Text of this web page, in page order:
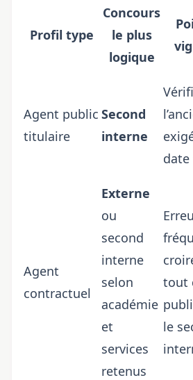
Profil type
Concours
le plus
logique
Agent public
titulaire
Second
interne
date
Agent
contractuel
Externe
ou
second
interne
selon
académie
et
services
retenus
tout
le